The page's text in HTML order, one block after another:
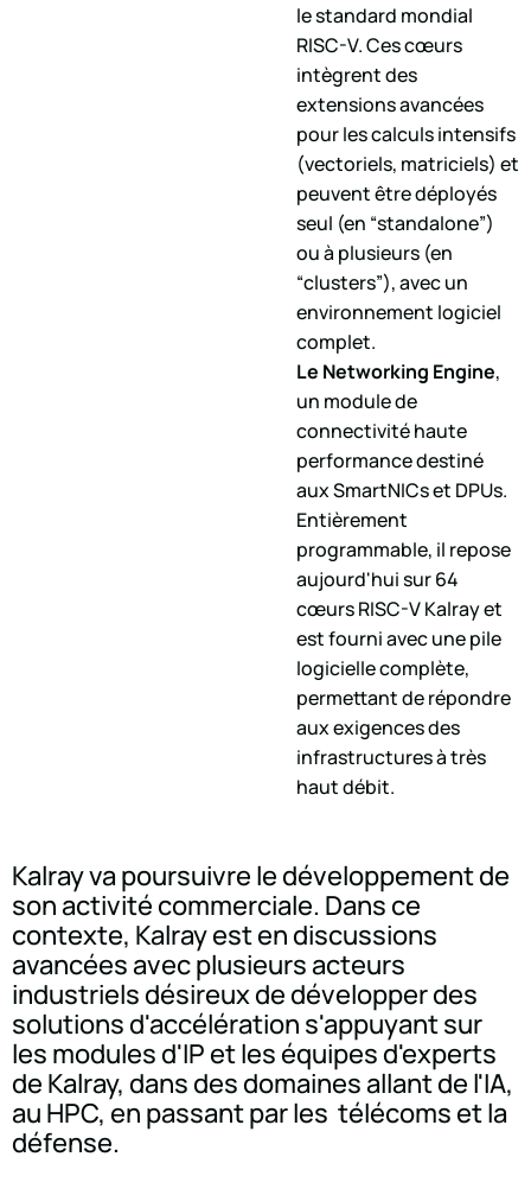
le standard mondial
RISC-V. Ces cœurs
intègrent des
extensions avancées
pour les calculs intensifs
(vectoriels, matriciels) et
peuvent être déployés
seul (en “standalone”)
ou à plusieurs (en
“clusters”), avec un
environnement logiciel
complet.
Le Networking Engine,
un module de
connectivité haute
performance destiné
aux SmartNICs et DPUs.
Entièrement
programmable, il repose
aujourd'hui sur 64
cœurs RISC-V Kalray et
est fourni avec une pile
logicielle complète,
permettant de répondre
aux exigences des
infrastructures à très
haut débit.
Kalray va poursuivre le développement de
son activité commerciale. Dans ce
contexte, Kalray est en discussions
avancées avec plusieurs acteurs
industriels désireux de développer des
solutions d'accélération s'appuyant sur
les modules d'IP et les équipes d'experts
de Kalray, dans des domaines allant de l'IA,
au HPC, en passant par les télécoms et la
défense.